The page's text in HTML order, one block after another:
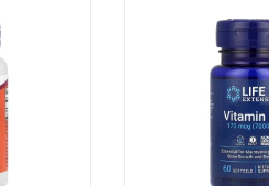
лимонная кислота,